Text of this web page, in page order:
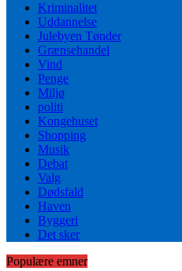
Kriminalitet
Uddannelse
Julebyen Tønder
Grænsehandel
Vind
Penge
Miljø
politi
Kongehuset
Shopping
Musik
Debat
Valg
Dødsfald
Haven
Byggeri
Det sker
Populære emner